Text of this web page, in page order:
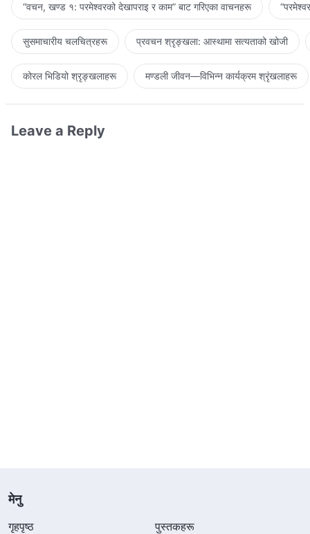
“वचन, खण्ड १: परमेश्‍वरको देखापराइ र काम” बाट गरिएका वाचनहरू
सुसमाचारीय चलचित्रहरू प्रवचन श्रृङ्खला: आस्थामा सत्यताको खोजी
कोरल भिडियो श्रृङ्खलाहरू मण्डली जीवन—विभिन्‍न कार्यक्रम श्रृंखलाहरू
Leave a Reply
मेनु
गृहपृष्ठ
पुस्तकहरू